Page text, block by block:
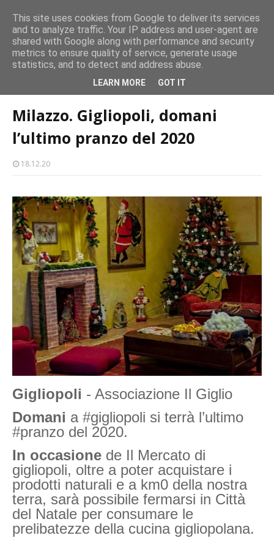
Milazzo 28ª Sagra del Pesce a Vaccarella: il programma
EVENTI
Milazzo. Gigliopoli, domani l’ultimo pranzo del
Milazzo. Gigliopoli, domani
l’ultimo pranzo del 2020
18.12.20
Gigliopoli - Associazione Il Giglio
Domani a #gigliopoli si terrà l’ultimo
#pranzo del 2020.
In occasione de Il Mercato di
gigliopoli, oltre a poter acquistare i
prodotti naturali e a km0 della nostra
terra, sarà possibile fermarsi in Città
del Natale per consumare le
prelibatezze della cucina gigliopolana.
This site uses cookies from Google to deliver its services
and to analyze traffic. Your IP address and user-agent are
shared with Google along with performance and security
metrics to ensure quality of service, generate usage
statistics, and to detect and address abuse.
LEARN MORE GOT IT